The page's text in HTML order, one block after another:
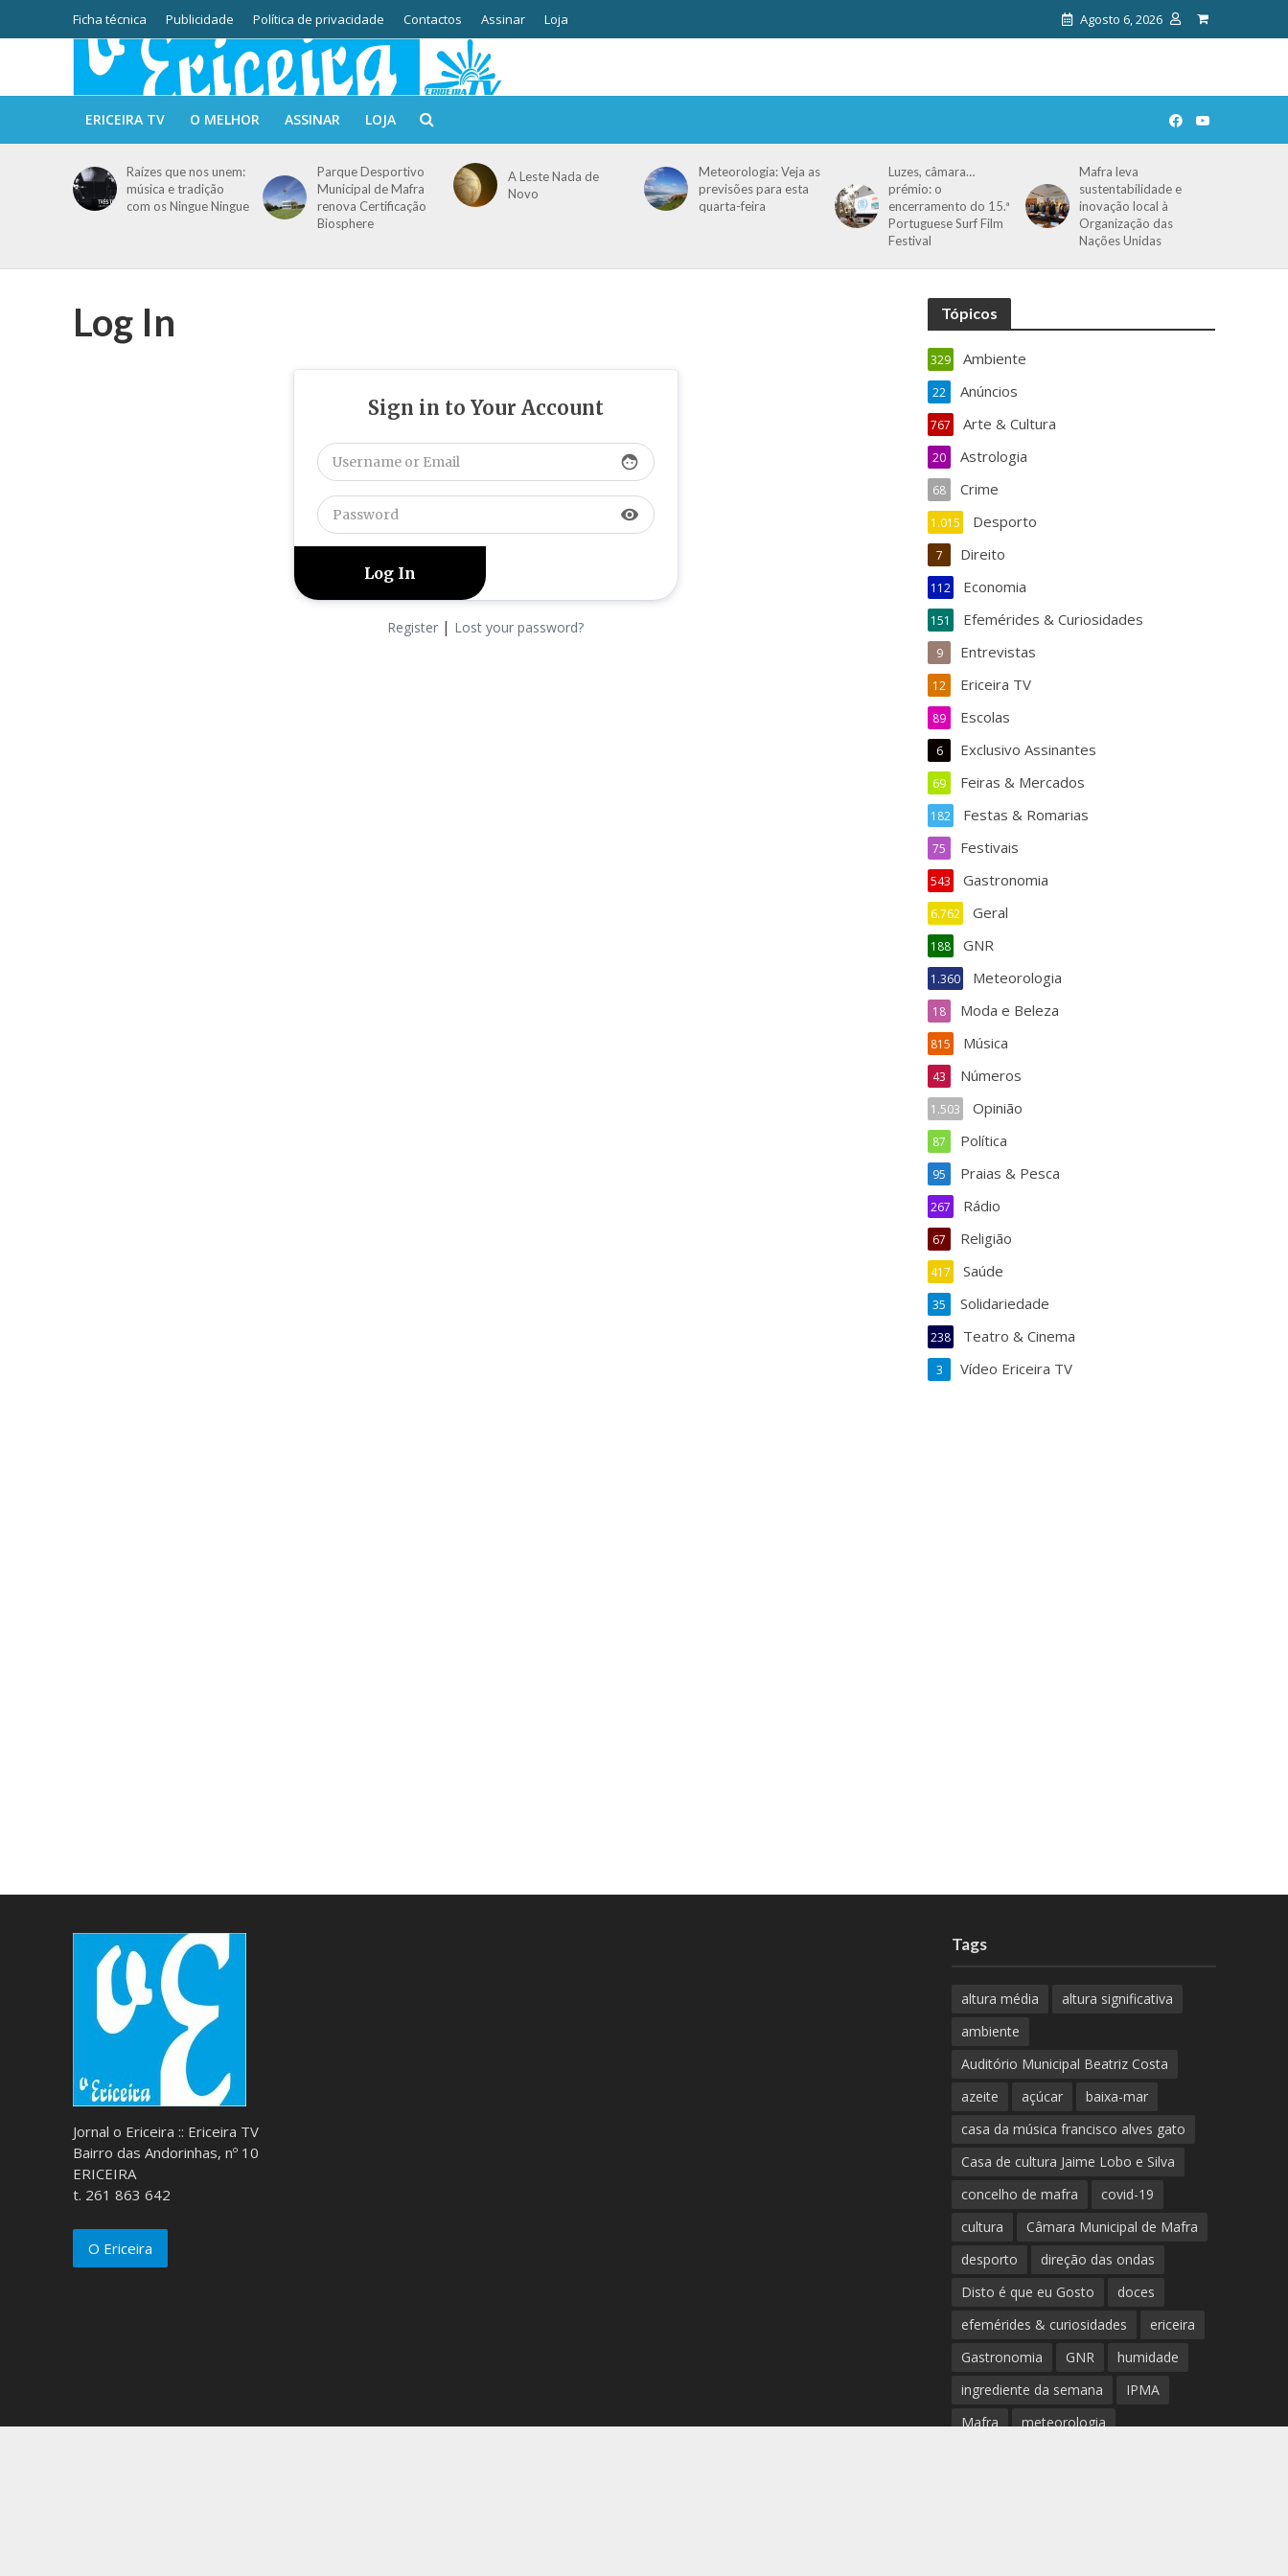
Ficha técnica Publicidade Política de privacidade Contactos Assinar Loja Agosto 6, 2026
ERICEIRA TV O MELHOR ASSINAR LOJA
Raízes que nos unem:
música e tradição
com os Ningue Ningue
Parque Desportivo
Municipal de Mafra
renova Certificação
Biosphere
A Leste Nada de
Novo
Meteorologia: Veja as
previsões para esta
quarta-feira
Luzes, câmara…
prémio: o
encerramento do 15.ª
Portuguese Surf Film
Festival
Mafra leva
sustentabilidade e
inovação local à
Organização das
Nações Unidas
Log In
Sign in to Your Account
face
visibility
Register | Lost your password?
Tópicos
Ambiente
329
Anúncios
22
Arte & Cultura
767
Astrologia
20
Crime
68
Desporto
1.015
Direito
7
Economia
112
Efemérides & Curiosidades
151
Entrevistas
9
Ericeira TV
12
Escolas
89
Exclusivo Assinantes
6
Feiras & Mercados
69
Festas & Romarias
182
Festivais
75
Gastronomia
543
Geral
6.762
GNR
188
Meteorologia
1.360
Moda e Beleza
18
Música
815
Números
43
Opinião
1.503
Política
87
Praias & Pesca
95
Rádio
267
Religião
67
Saúde
417
Solidariedade
35
Teatro & Cinema
238
Vídeo Ericeira TV
3
Jornal o Ericeira :: Ericeira TV
Bairro das Andorinhas, nº 10
ERICEIRA
t. 261 863 642
O Ericeira
Tags
altura média
altura significativa
ambiente
Auditório Municipal Beatriz Costa
azeite
açúcar
baixa-mar
casa da música francisco alves gato
Casa de cultura Jaime Lobo e Silva
concelho de mafra
covid-19
cultura
Câmara Municipal de Mafra
desporto
direção das ondas
Disto é que eu Gosto
doces
efemérides & curiosidades
ericeira
Gastronomia
GNR
humidade
ingrediente da semana
IPMA
Mafra
meteorologia